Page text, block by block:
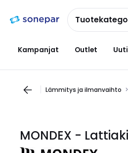
navigointiinsisältöön
Kampanjat Outlet
Lämmitys ja ilmanvaihto
MONDEX -